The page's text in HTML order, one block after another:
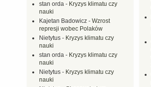
stan orda - Kryzys klimatu czy
nauki
Kajetan Badowicz - Wzrost
represji wobec Polaków
Nietytus - Kryzys klimatu czy
nauki
stan orda - Kryzys klimatu czy
nauki
Nietytus - Kryzys klimatu czy
nauki